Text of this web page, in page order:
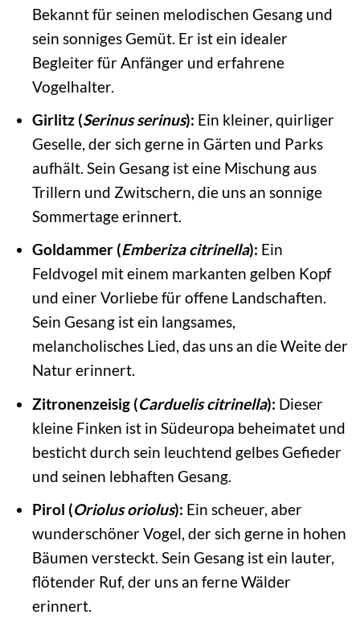
Bekannt für seinen melodischen Gesang und
sein sonniges Gemüt. Er ist ein idealer
Begleiter für Anfänger und erfahrene
Vogelhalter.
Girlitz (Serinus serinus): Ein kleiner, quirliger
Geselle, der sich gerne in Gärten und Parks
aufhält. Sein Gesang ist eine Mischung aus
Trillern und Zwitschern, die uns an sonnige
Sommertage erinnert.
Goldammer (Emberiza citrinella): Ein
Feldvogel mit einem markanten gelben Kopf
und einer Vorliebe für offene Landschaften.
Sein Gesang ist ein langsames,
melancholisches Lied, das uns an die Weite der
Natur erinnert.
Zitronenzeisig (Carduelis citrinella): Dieser
kleine Finken ist in Südeuropa beheimatet und
besticht durch sein leuchtend gelbes Gefieder
und seinen lebhaften Gesang.
Pirol (Oriolus oriolus): Ein scheuer, aber
wunderschöner Vogel, der sich gerne in hohen
Bäumen versteckt. Sein Gesang ist ein lauter,
flötender Ruf, der uns an ferne Wälder
erinnert.